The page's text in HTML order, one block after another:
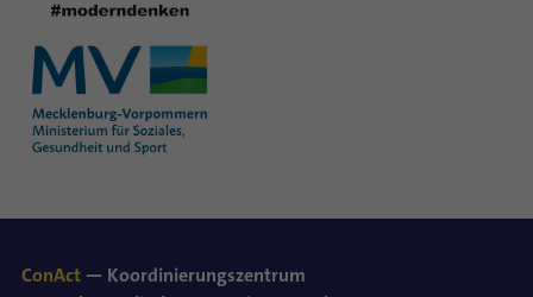
ConAct — Koordinierungszentrum